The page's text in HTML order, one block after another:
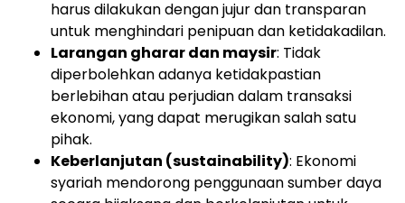
harus dilakukan dengan jujur dan transparan
untuk menghindari penipuan dan ketidakadilan.
Larangan gharar dan maysir: Tidak
diperbolehkan adanya ketidakpastian
berlebihan atau perjudian dalam transaksi
ekonomi, yang dapat merugikan salah satu
pihak.
Keberlanjutan (sustainability): Ekonomi
syariah mendorong penggunaan sumber daya